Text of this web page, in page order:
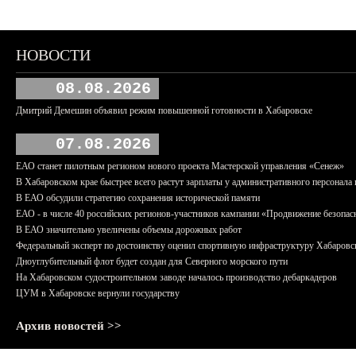
НОВОСТИ
08.08.2026
Дмитрий Демешин объявил режим повышенной готовности в Хабаровске
07.08.2026
ЕАО станет пилотным регионом нового проекта Мастерской управления «Сенеж»
В Хабаровском крае быстрее всего растут зарплаты у административного персонала
В ЕАО обсудили стратегию сохранения исторической памяти
ЕАО - в числе 40 российских регионов-участников кампании «Продвижение
В ЕАО значительно увеличены объемы дорожных работ
Федеральный эксперт по достоинству оценил спортивную инфраструктуру
Дноуглубительный флот будет создан для Северного морского пути
На Хабаровском судостроительном заводе началось производство дебаркадеров
ЦУМ в Хабаровске вернули государству
Архив новостей >>